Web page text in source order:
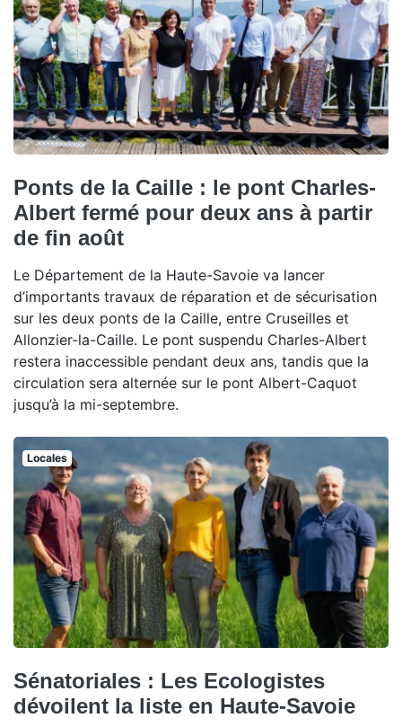
Ponts de la Caille : le pont Charles-
Albert fermé pour deux ans à partir
de fin août
Le Département de la Haute-Savoie va lancer
d’importants travaux de réparation et de sécurisation
sur les deux ponts de la Caille, entre Cruseilles et
Allonzier-la-Caille. Le pont suspendu Charles-Albert
restera inaccessible pendant deux ans, tandis que la
circulation sera alternée sur le pont Albert-Caquot
jusqu’à la mi-septembre.
Locales
Sénatoriales : Les Ecologistes
dévoilent la liste en Haute-Savoie